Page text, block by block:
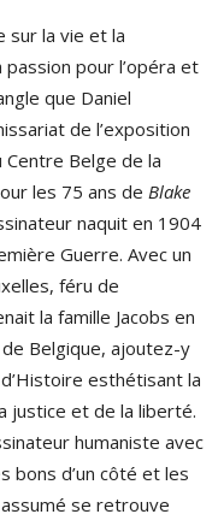
sur la vie et la
passion pour l’opéra et
que Daniel
de l’exposition
Centre Belge de la
les 75 ans de Blake
naquit en 1904
Guerre. Avec un
féru de
la famille Jacobs en
Belgique, ajoutez-y
esthétisant la
justice et de la liberté.
humaniste avec
bons d’un côté et les
assumé se retrouve